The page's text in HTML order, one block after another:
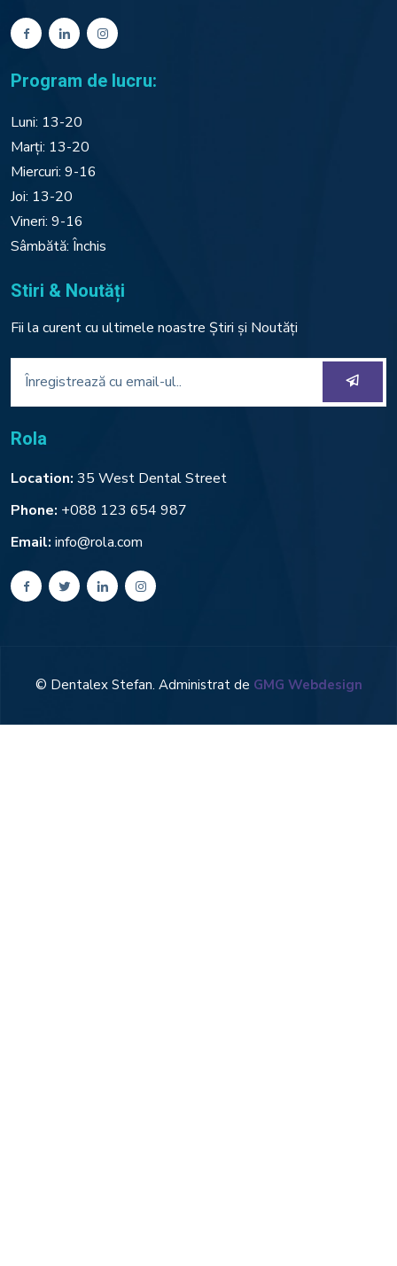
Program de lucru:
Luni: 13-20
Marți: 13-20
Miercuri: 9-16
Joi: 13-20
Vineri: 9-16
Sâmbătă: Închis
Stiri & Noutăți
Fii la curent cu ultimele noastre Știri și Noutăți
Rola
Location: 35 West Dental Street
Phone: +088 123 654 987
Email: info@rola.com
© Dentalex Stefan. Administrat de GMG Webdesign